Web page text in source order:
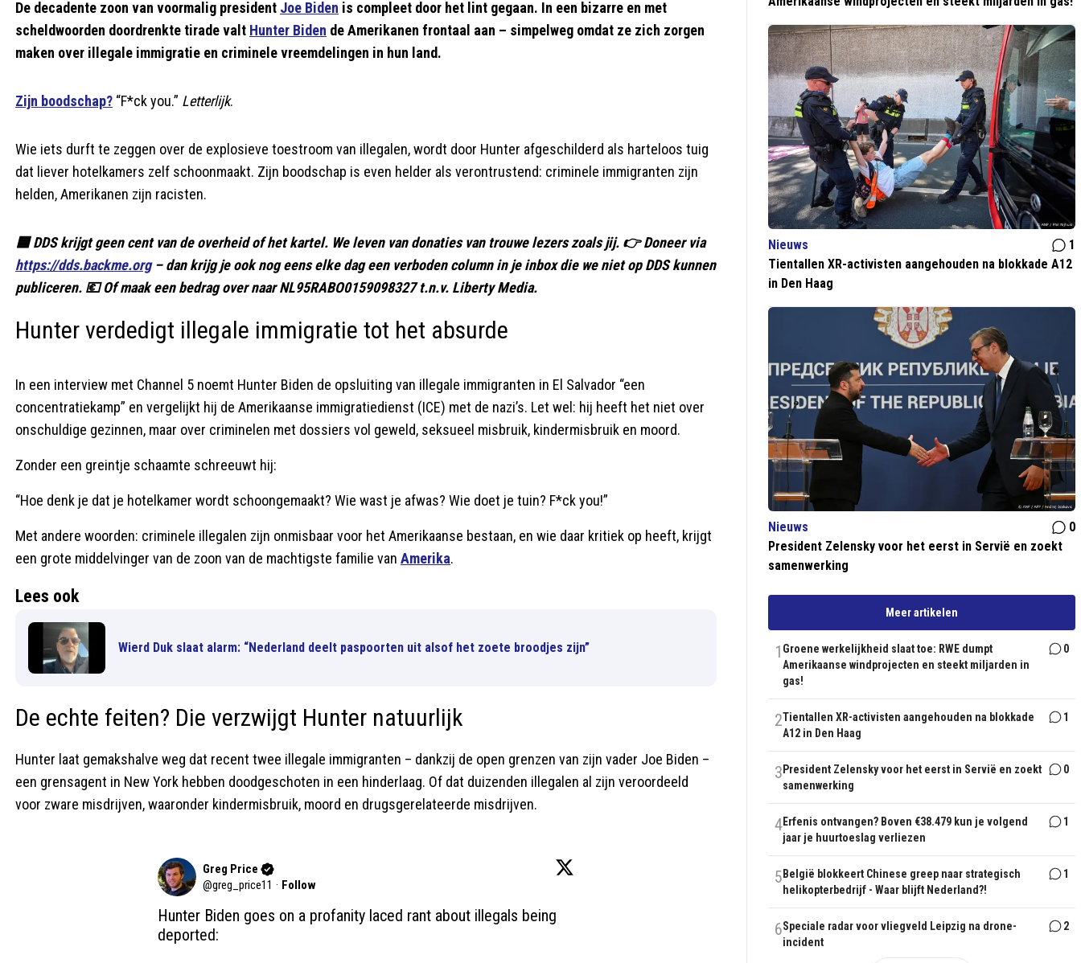
De decadente zoon van voormalig president Joe Biden is compleet door het lint gegaan. In een bizarre en met
scheldwoorden doordrenkte tirade valt Hunter Biden de Amerikanen frontaal aan – simpelweg omdat ze zich zorgen
maken over illegale immigratie en criminele vreemdelingen in hun land.
Zijn boodschap? “F*ck you.” Letterlijk.
Wie iets durft te zeggen over de explosieve toestroom van illegalen, wordt door Hunter afgeschilderd als harteloos tuig
dat liever hotelkamers zelf schoonmaakt. Zijn boodschap is even helder als verontrustend: criminele immigranten zijn
helden, Amerikanen zijn racisten.
🟦 DDS krijgt geen cent van de overheid of het kartel. We leven van donaties van trouwe lezers zoals jij. 👉 Doneer via
https://dds.backme.org– dan krijg je ook nog eens elke dag een verboden column in je inbox die we niet op DDS kunnen
publiceren. 💶 Of maak een bedrag over naar NL95RABO0159098327 t.n.v. Liberty Media.
Hunter verdedigt illegale immigratie tot het absurde
In een interview met Channel 5 noemt Hunter Biden de opsluiting van illegale immigranten in El Salvador “een
concentratiekamp” en vergelijkt hij de Amerikaanse immigratiedienst (ICE) met de nazi’s. Let wel: hij heeft het niet over
onschuldige gezinnen, maar over criminelen met dossiers vol geweld, seksueel misbruik, kindermisbruik en moord.
Zonder een greintje schaamte schreeuwt hij:
“Hoe denk je dat je hotelkamer wordt schoongemaakt? Wie wast je afwas? Wie doet je tuin? F*ck you!”
Met andere woorden: criminele illegalen zijn onmisbaar voor het Amerikaanse bestaan, en wie daar kritiek op heeft, krijgt
een grote middelvinger van de zoon van de machtigste familie van Amerika.
Lees ook
Wierd Duk slaat alarm: “Nederland deelt paspoorten uit alsof het zoete broodjes zijn”
De echte feiten? Die verzwijgt Hunter natuurlijk
Hunter laat gemakshalve weg dat recent twee illegale immigranten – dankzij de open grenzen van zijn vader Joe Biden –
een grensagent in New York hebben doodgeschoten in een hinderlaag. Of dat duizenden illegalen al zijn veroordeeld
voor zware misdrijven, waaronder kindermisbruik, moord en drugsgerelateerde misdrijven.
Greg Price
@greg_price11 · Follow
Hunter Biden goes on a profanity laced rant about illegals being
deported:
Nieuws
1
Tientallen XR-activisten aangehouden na blokkade A12
in Den Haag
Nieuws
0
President Zelensky voor het eerst in Servië en zoekt
samenwerking
Meer artikelen
1 Groene werkelijkheid slaat toe: RWE dumpt
Amerikaanse windprojecten en steekt miljarden in
gas!
0
2Tientallen XR-activisten aangehouden na blokkade
A12 in Den Haag
1
3 President Zelensky voor het eerst in Servië en zoekt
samenwerking
0
4Erfenis ontvangen? Boven €38.479 kun je volgend
jaar je huurtoeslag verliezen
1
5 België blokkeert Chinese greep naar strategisch
helikopterbedrijf - Waar blijft Nederland?!
1
6Speciale radar voor vliegveld Leipzig na drone-
incident
2